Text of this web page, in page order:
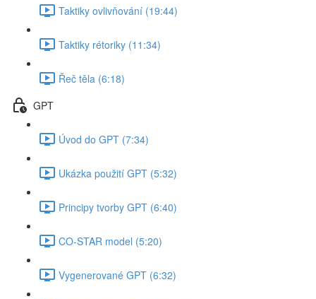
Taktiky ovlivňování (19:44)
Taktiky rétoriky (11:34)
Řeč těla (6:18)
GPT
Úvod do GPT (7:34)
Ukázka použití GPT (5:32)
Principy tvorby GPT (6:40)
CO-STAR model (5:20)
Vygenerované GPT (6:32)